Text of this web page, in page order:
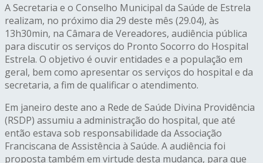
A Secretaria e o Conselho Municipal da Saúde de Estrela
realizam, no próximo dia 29 deste mês (29.04), às
13h30min, na Câmara de Vereadores, audiência pública
para discutir os serviços do Pronto Socorro do Hospital
Estrela. O objetivo é ouvir entidades e a população em
geral, bem como apresentar os serviços do hospital e da
secretaria, a fim de qualificar o atendimento.
Em janeiro deste ano a Rede de Saúde Divina Providência
(RSDP) assumiu a administração do hospital, que até
então estava sob responsabilidade da Associação
Franciscana de Assistência à Saúde. A audiência foi
proposta também em virtude desta mudança, para que